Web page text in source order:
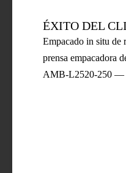
ÉXITO DEL
Empacado in situ de
prensa empacadora
AMB-L2520-250 —